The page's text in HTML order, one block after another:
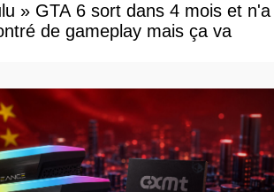
» GTA 6 sort dans 4 mois et n'a
de gameplay mais ça va